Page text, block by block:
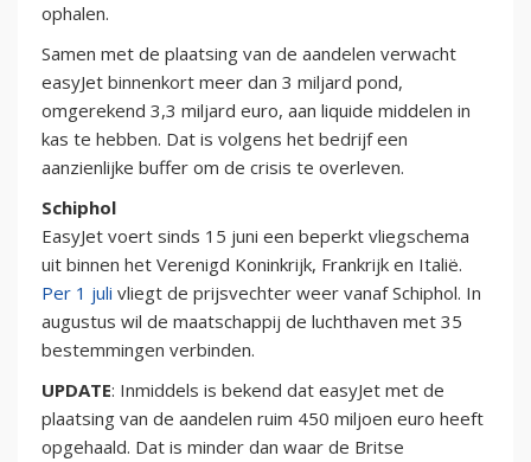
ophalen.
Samen met de plaatsing van de aandelen verwacht
easyJet binnenkort meer dan 3 miljard pond,
omgerekend 3,3 miljard euro, aan liquide middelen in
kas te hebben. Dat is volgens het bedrijf een
aanzienlijke buffer om de crisis te overleven.
Schiphol
EasyJet voert sinds 15 juni een beperkt vliegschema
uit binnen het Verenigd Koninkrijk, Frankrijk en Italië.
Per 1 juli vliegt de prijsvechter weer vanaf Schiphol. In
augustus wil de maatschappij de luchthaven met 35
bestemmingen verbinden.
UPDATE: Inmiddels is bekend dat easyJet met de
plaatsing van de aandelen ruim 450 miljoen euro heeft
opgehaald. Dat is minder dan waar de Britse